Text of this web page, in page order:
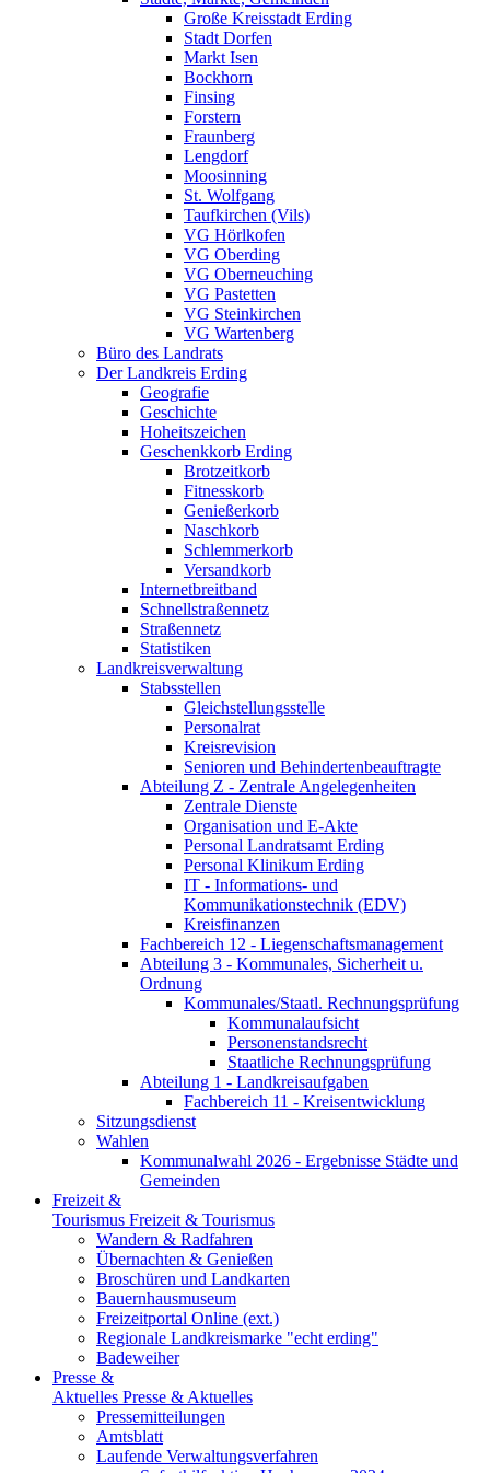
Große Kreisstadt Erding
Stadt Dorfen
Markt Isen
Bockhorn
Finsing
Forstern
Fraunberg
Lengdorf
Moosinning
St. Wolfgang
Taufkirchen (Vils)
VG Hörlkofen
VG Oberding
VG Oberneuching
VG Pastetten
VG Steinkirchen
VG Wartenberg
Büro des Landrats
Der Landkreis Erding
Geografie
Geschichte
Hoheitszeichen
Geschenkkorb Erding
Brotzeitkorb
Fitnesskorb
Genießerkorb
Naschkorb
Schlemmerkorb
Versandkorb
Internetbreitband
Schnellstraßennetz
Straßennetz
Statistiken
Landkreisverwaltung
Stabsstellen
Gleichstellungsstelle
Personalrat
Kreisrevision
Senioren und Behindertenbeauftragte
Abteilung Z - Zentrale Angelegenheiten
Zentrale Dienste
Organisation und E-Akte
Personal Landratsamt Erding
Personal Klinikum Erding
IT - Informations- und
Kommunikationstechnik (EDV)
Kreisfinanzen
Fachbereich 12 - Liegenschaftsmanagement
Abteilung 3 - Kommunales, Sicherheit u.
Ordnung
Kommunales/Staatl. Rechnungsprüfung
Kommunalaufsicht
Personenstandsrecht
Staatliche Rechnungsprüfung
Abteilung 1 - Landkreisaufgaben
Fachbereich 11 - Kreisentwicklung
Sitzungsdienst
Wahlen
Kommunalwahl 2026 - Ergebnisse Städte und
Gemeinden
Freizeit &
Tourismus Freizeit & Tourismus
Wandern & Radfahren
Übernachten & Genießen
Broschüren und Landkarten
Bauernhausmuseum
Freizeitportal Online (ext.)
Regionale Landkreismarke "echt erding"
Badeweiher
Presse &
Aktuelles Presse & Aktuelles
Pressemitteilungen
Amtsblatt
Laufende Verwaltungsverfahren